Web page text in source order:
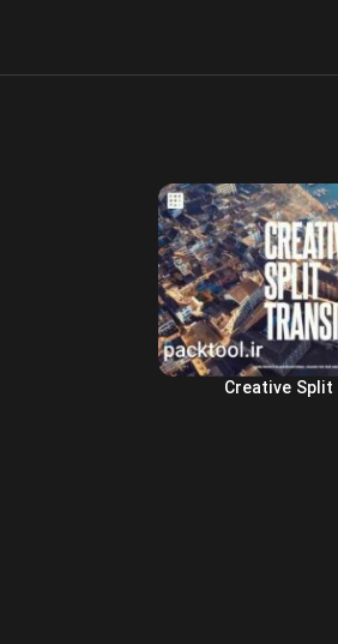
پروژه پریمیر ترانزیشن Creative Split